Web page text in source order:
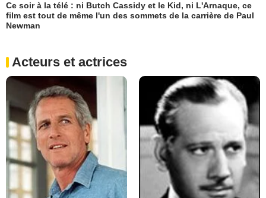
Ce soir à la télé : ni Butch Cassidy et le Kid, ni L'Arnaque, ce
film est tout de même l'un des sommets de la carrière de Paul
Newman
Acteurs et actrices